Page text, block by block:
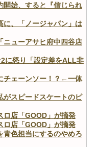
開始、すると『信じられ
に、「ノージャパン」は
ニューアサヒ府中四谷店
に怒り「設定差をALL非
チェーンソー！？←一体
がスピードスケートのピ
ロ店「GOOD」が摘発
ロ店「GOOD」が摘発
青色担当にするのやめろ